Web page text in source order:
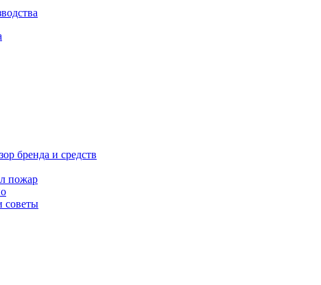
бренда и средств
пожар
советы